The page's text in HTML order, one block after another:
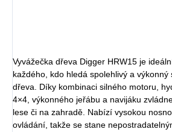
Vyvážečka dřeva Digger HRW15 je
každého, kdo hledá spolehlivý a výkonný
dřeva. Díky kombinaci silného motoru,
4×4, výkonného jeřábu a navijáku
lese či na zahradě. Nabízí vysokou
ovládání, takže se stane